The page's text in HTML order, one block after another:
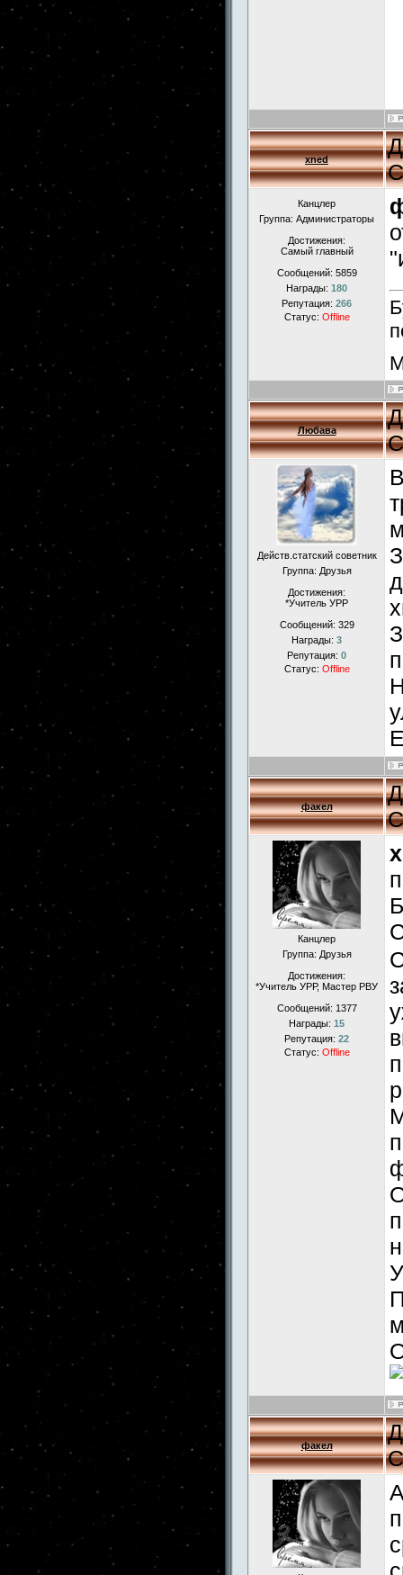
xned
Канцлер
Группа: Администраторы
Достижения:
Самый главный
Сообщений: 5859
Награды: 180
Репутация: 266
Статус: Offline
Любава
Действ.статский советник
Группа: Друзья
Достижения:
*Учитель УРР
Сообщений: 329
Награды: 3
Репутация: 0
Статус: Offline
факел
Канцлер
Группа: Друзья
Достижения:
*Учитель УРР, Мастер РВУ
Сообщений: 1377
Награды: 15
Репутация: 22
Статус: Offline
факел